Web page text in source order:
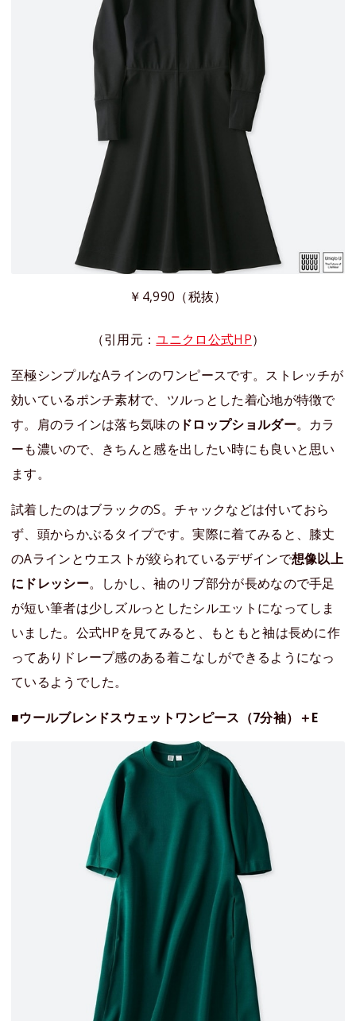
￥4,990（税抜）
（引用元：ユニクロ公式HP）
至極シンプルなAラインのワンピースです。ストレッチが
効いているポンチ素材で、ツルっとした着心地が特徴で
す。肩のラインは落ち気味の ドロップショルダー。カラ
ーも濃いので、きちんと感を出したい時にも良いと思い
ます。
試着したのはブラックのS。チャックなどは付いておら
ず、頭からかぶるタイプです。実際に着てみると、膝丈
のAラインとウエストが絞られているデザインで想像以上
にドレッシー。しかし、袖のリブ部分が長めなので手足
が短い筆者は少しズルっとしたシルエットになってしま
いました。公式HPを見てみると、もともと袖は長めに作
ってありドレープ感のある着こなしができるようになっ
ているようでした。
■ウールブレンドスウェットワンピース（7分袖）＋E